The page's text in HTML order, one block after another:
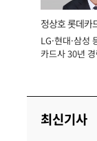
정상호 롯데카
장
LG·현대·삼성
카드사 30년
최신기사